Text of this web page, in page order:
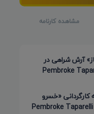
مشاهده کارنامه
آرش شراهی در
Pembroke
کارگردانی «خسرو
شیری» در جشنواره Pembroke Taparelli